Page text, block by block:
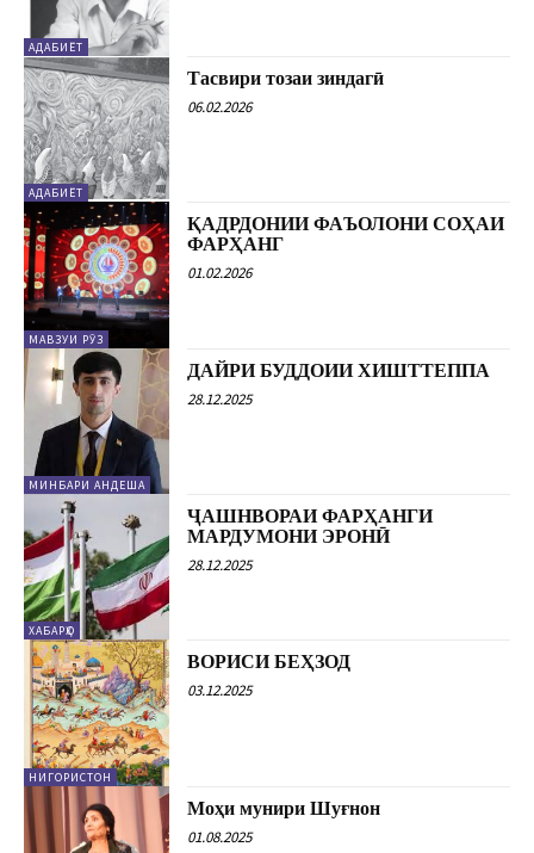
АДАБИЁТ
АДАБИЁТ
Тасвири тозаи зиндагӣ
06.02.2026
МАВЗУИ РӮЗ
ҚАДРДОНИИ ФАЪОЛОНИ СОҲАИ
ФАРҲАНГ
01.02.2026
МИНБАРИ АНДЕША
ДАЙРИ БУДДОИИ ХИШТТЕППА
28.12.2025
ХАБАРҲО
ҶАШНВОРАИ ФАРҲАНГИ
МАРДУМОНИ ЭРОНӢ
28.12.2025
НИГОРИСТОН
ВОРИСИ БЕҲЗОД
03.12.2025
Моҳи мунири Шуғнон
01.08.2025